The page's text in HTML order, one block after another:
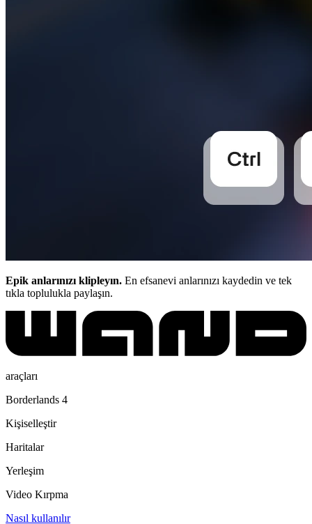
Epik anlarınızı klipleyın. En efsanevi anlarınızı kaydedin ve tek
tıkla toplulukla paylaşın.
araçları
Borderlands 4
Kişiselleştir
Haritalar
Yerleşim
Video Kırpma
Nasıl kullanılır